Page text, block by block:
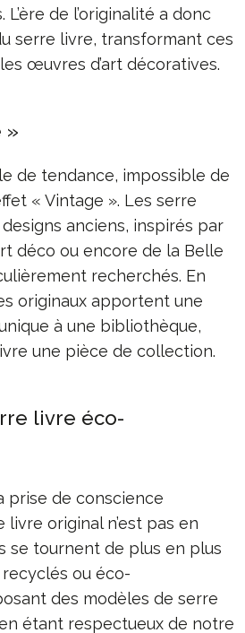
de l’originalité a donc
serre livre, transformant ces
œuvres d’art décoratives.
»
de tendance, impossible de
« Vintage ». Les serre
anciens, inspirés par
déco ou encore de la Belle
recherchés. En
originaux apportent une
à une bibliothèque,
une pièce de collection.
livre éco-
prise de conscience
original n’est pas en
se tournent de plus en plus
ou éco-
des modèles de serre
étant respectueux de notre